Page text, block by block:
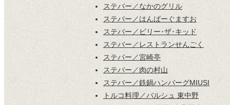
ステバー／なかのグリル
ステバー／はんばーぐますお
ステバー／ビリー･ザ･キッド
ステバー／レストランせんごく
ステバー／宮崎亭
ステバー／肉の村山
ステバー／鉄鍋ハンバーグMIUSI
トルコ料理／バルシュ 東中野